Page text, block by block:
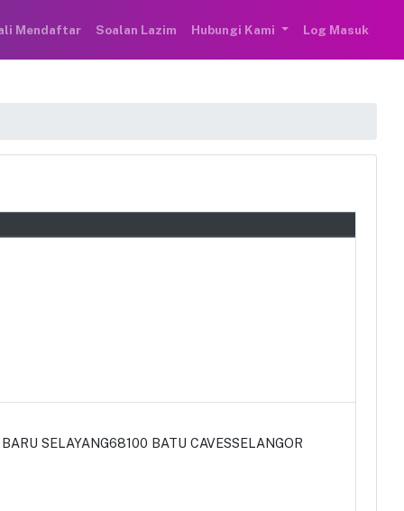
Mendaftar Soalan Lazim Hubungi Kami Log Masuk
SELAYANG68100 BATU CAVESSELANGOR